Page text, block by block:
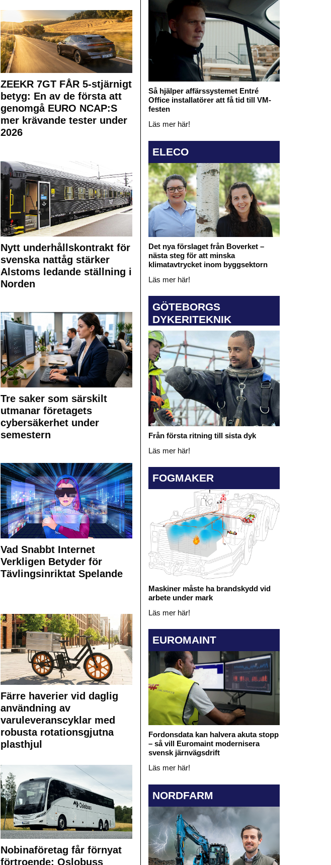
ZEEKR 7GT FÅR 5-stjärnigt
betyg: En av de första att
genomgå EURO NCAP:S
mer krävande tester under
2026
Nytt underhållskontrakt för
svenska nattåg stärker
Alstoms ledande ställning i
Norden
Tre saker som särskilt
utmanar företagets
cybersäkerhet under
semestern
Vad Snabbt Internet
Verkligen Betyder för
Tävlingsinriktat Spelande
Färre haverier vid daglig
användning av
varuleveranscyklar med
robusta rotationsgjutna
plasthjul
Nobinaföretag får förnyat
förtroende: Oslobuss
Så hjälper affärssystemet Entré
Office installatörer att få tid till VM-
festen
Läs mer här!
ELECO
Det nya förslaget från Boverket –
nästa steg för att minska
klimatavtrycket inom byggsektorn
Läs mer här!
GÖTEBORGS
DYKERITEKNIK
Från första ritning till sista dyk
Läs mer här!
FOGMAKER
Maskiner måste ha brandskydd vid
arbete under mark
Läs mer här!
EUROMAINT
Fordonsdata kan halvera akuta stopp
– så vill Euromaint modernisera
svensk järnvägsdrift
Läs mer här!
NORDFARM